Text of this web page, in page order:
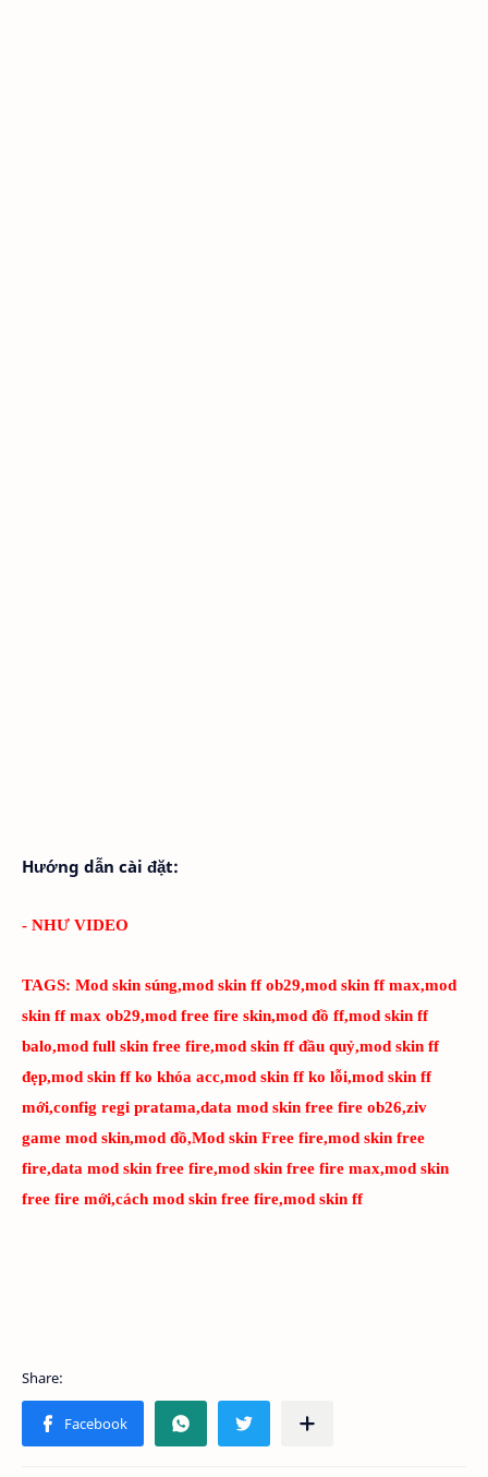
Hướng dẫn cài đặt:
- NHƯ VIDEO
TAGS: Mod skin súng,mod skin ff ob29,mod skin ff max,mod
skin ff max ob29,mod free fire skin,mod đồ ff,mod skin ff
balo,mod full skin free fire,mod skin ff đầu quỷ,mod skin ff
đẹp,mod skin ff ko khóa acc,mod skin ff ko lỗi,mod skin ff
mới,config regi pratama,data mod skin free fire ob26,ziv
game mod skin,mod đồ,Mod skin Free fire,mod skin free
fire,data mod skin free fire,mod skin free fire max,mod skin
free fire mới,cách mod skin free fire,mod skin ff